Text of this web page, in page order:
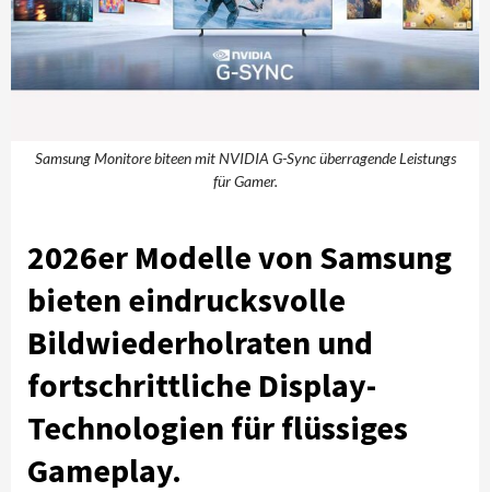
Samsung Monitore biteen mit NVIDIA G-Sync überragende Leistungs
für Gamer.
2026er Modelle von Samsung
bieten eindrucksvolle
Bildwiederholraten und
fortschrittliche Display-
Technologien für flüssiges
Gameplay.